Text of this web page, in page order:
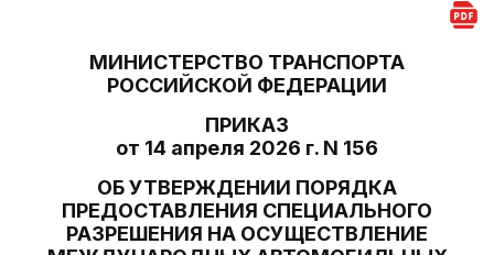
МИНИСТЕРСТВО ТРАНСПОРТА
РОССИЙСКОЙ ФЕДЕРАЦИИ
ПРИКАЗ
от 14 апреля 2026 г. N 156
ОБ УТВЕРЖДЕНИИ ПОРЯДКА
ПРЕДОСТАВЛЕНИЯ СПЕЦИАЛЬНОГО
РАЗРЕШЕНИЯ НА ОСУЩЕСТВЛЕНИЕ